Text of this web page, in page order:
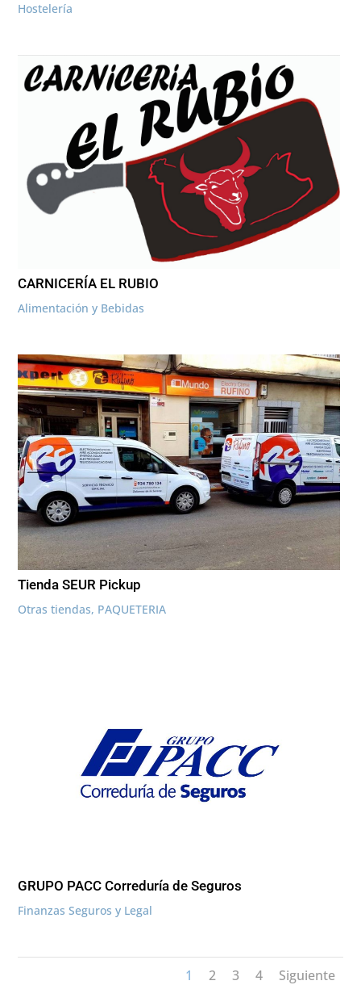
Hostelería
CARNICERÍA EL RUBIO
Alimentación y Bebidas
Tienda SEUR Pickup
Otras tiendas, PAQUETERIA
GRUPO PACC Correduría de Seguros
Finanzas Seguros y Legal
1 2 3 4 Siguiente